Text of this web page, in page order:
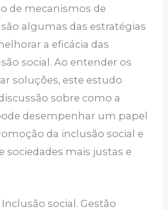
de mecanismos de
algumas das estratégias
a eficácia das
social. Ao entender os
soluções, este estudo
sobre como a
desempenhar um papel
da inclusão social e
sociedades mais justas e
Inclusão social. Gestão